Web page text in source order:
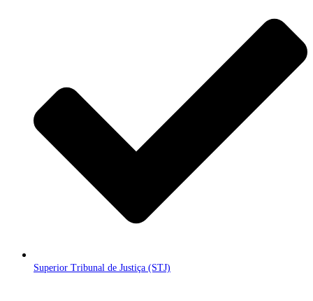
Superior Tribunal de Justiça (STJ)